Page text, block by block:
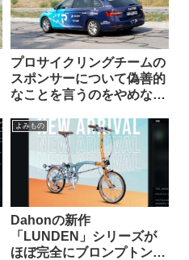
プロサイクリングチームの
スポンサーについて偽善的
なことを言うのをやめなさ
オン観察）
よみもの
Dahonの新作
「LUNDEN」シリーズが
ほぼ完全にブロンプトンな